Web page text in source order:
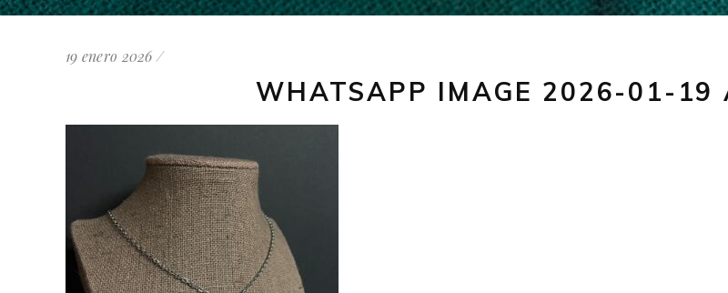
19 enero 2026
WHATSAPP IMAGE 2026-01-19